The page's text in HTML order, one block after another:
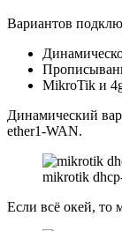
Вариантов
MikroTik и
Динамический
ether1-WAN.
mikrotik
Если всё окей, то